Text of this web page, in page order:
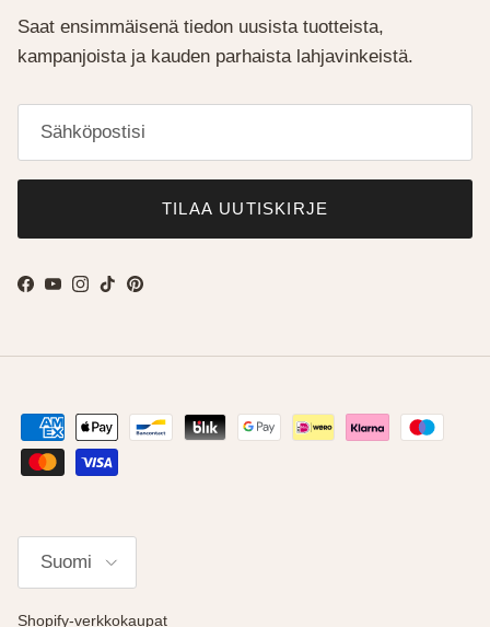
Saat ensimmäisenä tiedon uusista tuotteista,
kampanjoista ja kauden parhaista lahjavinkeistä.
TILAA UUTISKIRJE
Facebook
YouTube
Instagram
TikTokPinterest
Suomi
Shopify-verkkokaupat